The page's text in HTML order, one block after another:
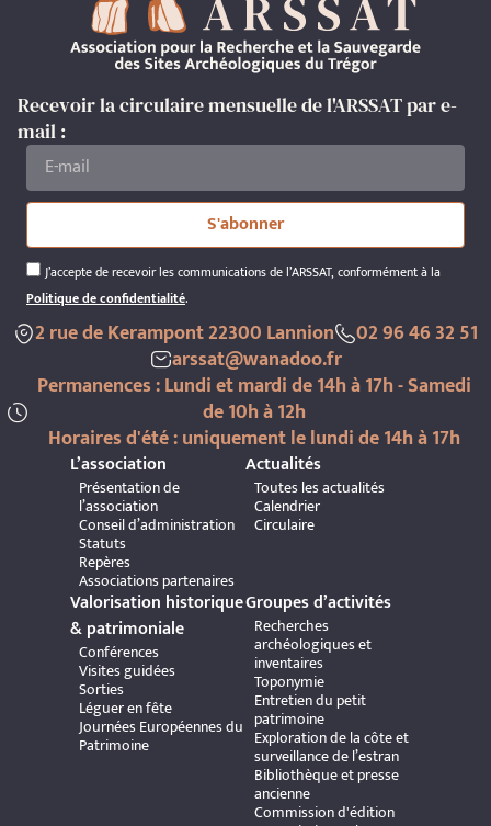
Recevoir la circulaire mensuelle de l'ARSSAT par e-
mail :
J’accepte de recevoir les communications de l’ARSSAT, conformément à la
Politique de confidentialité.
S'abonner
2 rue de Kerampont 22300 Lannion
02 96 46 32 51
arssat@wanadoo.fr
Permanences : Lundi et mardi de 14h à 17h - Samedi
de 10h à 12h
Horaires d'été : uniquement le lundi de 14h à 17h
L’association
Présentation de
l’association
Conseil d’administration
Statuts
Repères
Associations partenaires
Actualités
Toutes les actualités
Calendrier
Circulaire
Valorisation historique
& patrimoniale
Conférences
Visites guidées
Sorties
Léguer en fête
Journées Européennes du
Patrimoine
Groupes d’activités
Recherches
archéologiques et
inventaires
Toponymie
Entretien du petit
patrimoine
Exploration de la côte et
surveillance de l’estran
Bibliothèque et presse
ancienne
Commission d'édition